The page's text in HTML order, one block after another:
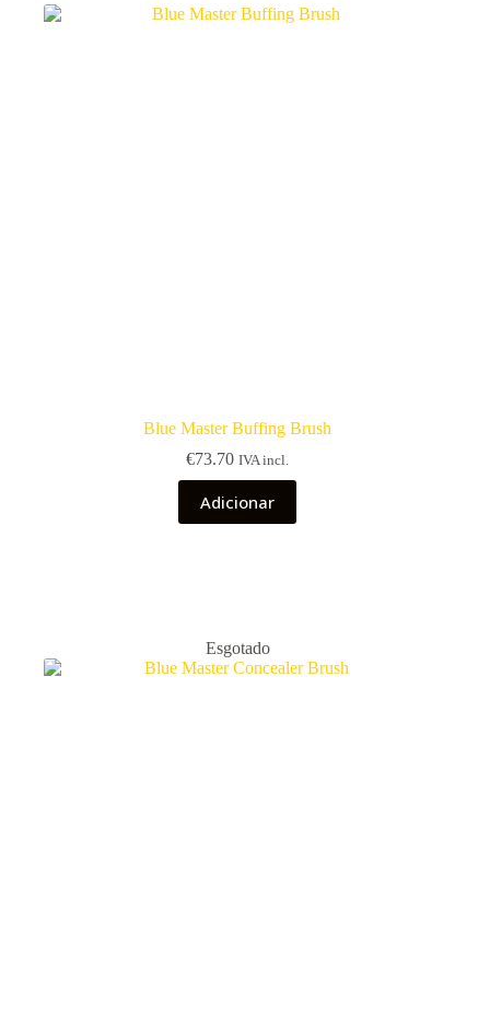
Blue Master Buffing Brush
€73.70 IVA incl.
Adicionar
Esgotado